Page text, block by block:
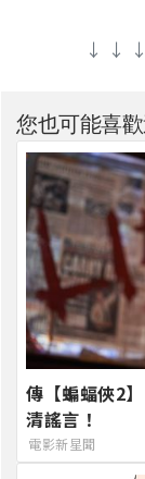
↓ ↓ ↓
您也可能喜
傳【蝙蝠俠2
清謠言！
電影新星聞